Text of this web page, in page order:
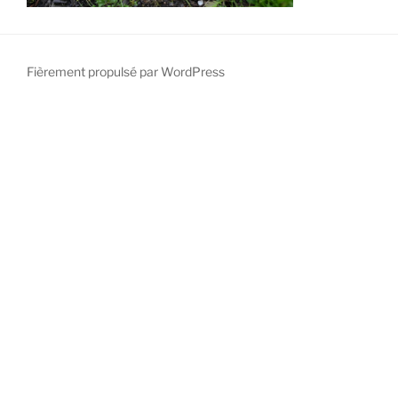
Fièrement propulsé par WordPress